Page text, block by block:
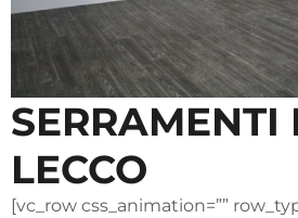
SERRAMENTI
LECCO
[vc_row css_animation=””